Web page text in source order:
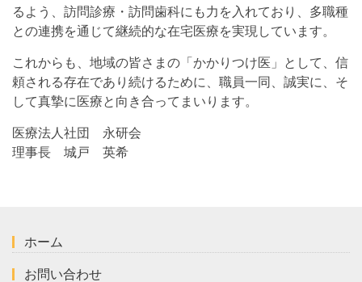
るよう、訪問診療・訪問歯科にも力を入れており、多職種
との連携を通じて継続的な在宅医療を実現しています。
これからも、地域の皆さまの「かかりつけ医」として、信
頼される存在であり続けるために、職員一同、誠実に、そ
して真摯に医療と向き合ってまいります。
医療法人社団 永研会
理事長 城戸 英希
ホーム
お問い合わせ